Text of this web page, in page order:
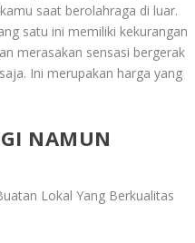
saat berolahraga di luar.
satu ini memiliki kekurangan
merasakan sensasi bergerak
Ini merupakan harga yang
NAMUN
Lokal Yang Berkualitas